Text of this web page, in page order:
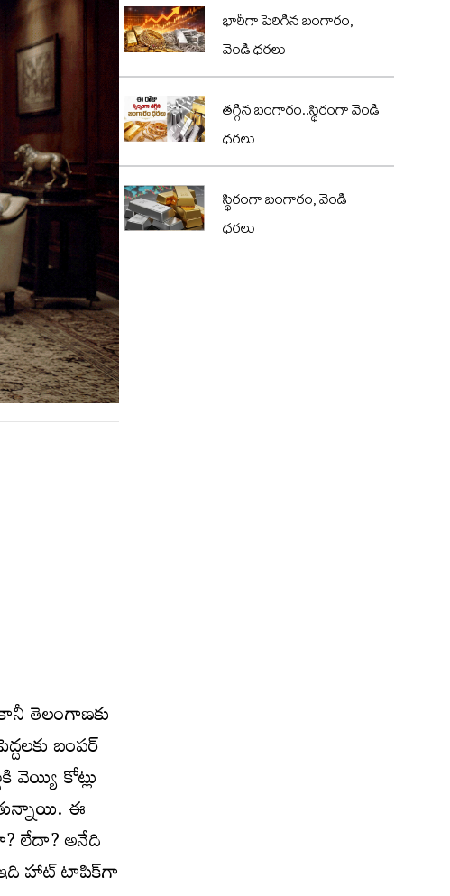
తెలంగాణకు
బంపర్
వెయ్యి కోట్లు
ఈ
లేదా? అనేది
ఇది హాట్‌ టాపిక్‌గా
భారీగా పెరిగిన బంగారం,
వెండి ధరలు
తగ్గిన బంగారం..స్థిరంగా వెండి
ధరలు
స్థిరంగా బంగారం, వెండి
ధరలు